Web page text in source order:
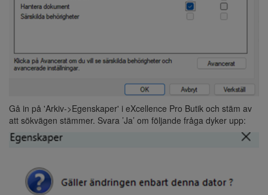
Gå in på 'Arkiv->Egenskaper' i eXcellence Pro Butik och stäm av
att sökvägen stämmer. Svara ’Ja’ om följande fråga dyker upp: